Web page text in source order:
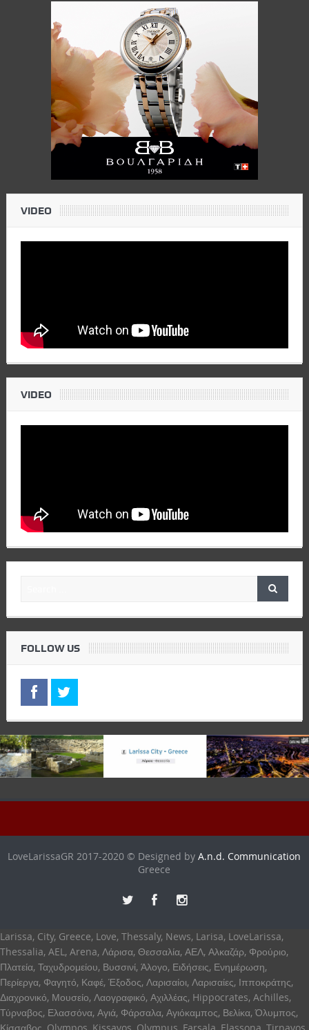
VIDEO
VIDEO
FOLLOW US
LoveLarissaGR 2017-2020 © Designed byA.n.d. Communication
Greece
Larissa, City, Greece, Love, Thessaly, News, Larisa, LoveLarissa,
Thessalia, AEL, Arena, Λάρισα, Θεσσαλία, ΑΕΛ, Αλκαζάρ, Φρούριο,
Πλατεία, Ταχυδρομείου, Βυσσινί, Άλογο, Ειδήσεις, Ενημέρωση,
Περίεργα, Φαγητό, Καφέ, Έξοδος, Λαρισαίοι, Λαρισαίες, Ιπποκράτης,
Διαχρονικό, Μουσείο, Λαογραφικό, Αχιλλέας, Hippocrates, Achilles,
Τύρναβος, Ελασσόνα, Αγιά, Φάρσαλα, Αγιόκαμπος, Βελίκα, Όλυμπος,